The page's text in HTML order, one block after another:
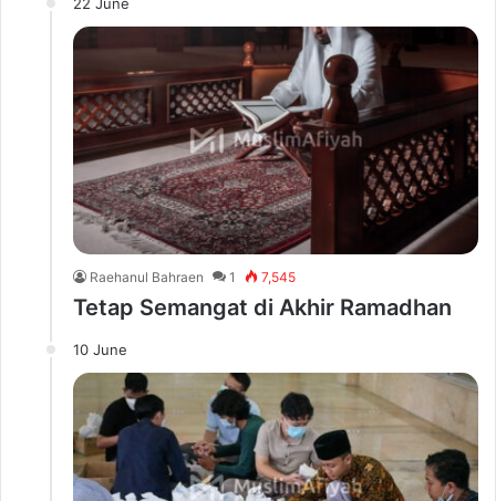
Raehanul Bahraen 1 7,545
Tetap Semangat di Akhir Ramadhan
10 June